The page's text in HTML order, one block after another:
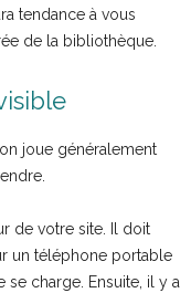
tendance à vous
de la bibliothèque.
joue généralement
de votre site. Il doit
un téléphone portable
se charge. Ensuite, il y a